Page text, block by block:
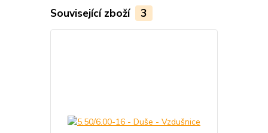
Související zboží 3